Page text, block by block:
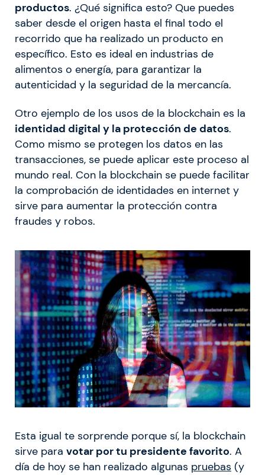
productos. ¿Qué significa esto? Que puedes
saber desde el origen hasta el final todo el
recorrido que ha realizado un producto en
específico. Esto es ideal en industrias de
alimentos o energía, para garantizar la
autenticidad y la seguridad de la mercancía.
Otro ejemplo de los usos de la blockchain es la
identidad digital y la protección de datos.
Como mismo se protegen los datos en las
transacciones, se puede aplicar este proceso al
mundo real. Con la blockchain se puede facilitar
la comprobación de identidades en internet y
sirve para aumentar la protección contra
fraudes y robos.
Esta igual te sorprende porque sí, la blockchain
sirve para votar por tu presidente favorito. A
día de hoy se han realizado algunas pruebas (y